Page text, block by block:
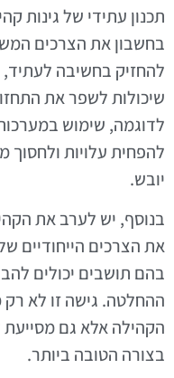
תכנון עתידי של גינות
בחשבון את הצרכים
להחזיק בחשיבה לעתיד,
שיכולות לשפר את
לדוגמה, שימוש
להפחית עלויות ולחסוך
יובש.
בנוסף, יש לערב את
את הצרכים הייחודיים
בהם תושבים יכולים
ההחלטה. גישה זו לא
הקהילה אלא גם
בצורה הטובה ביותר.